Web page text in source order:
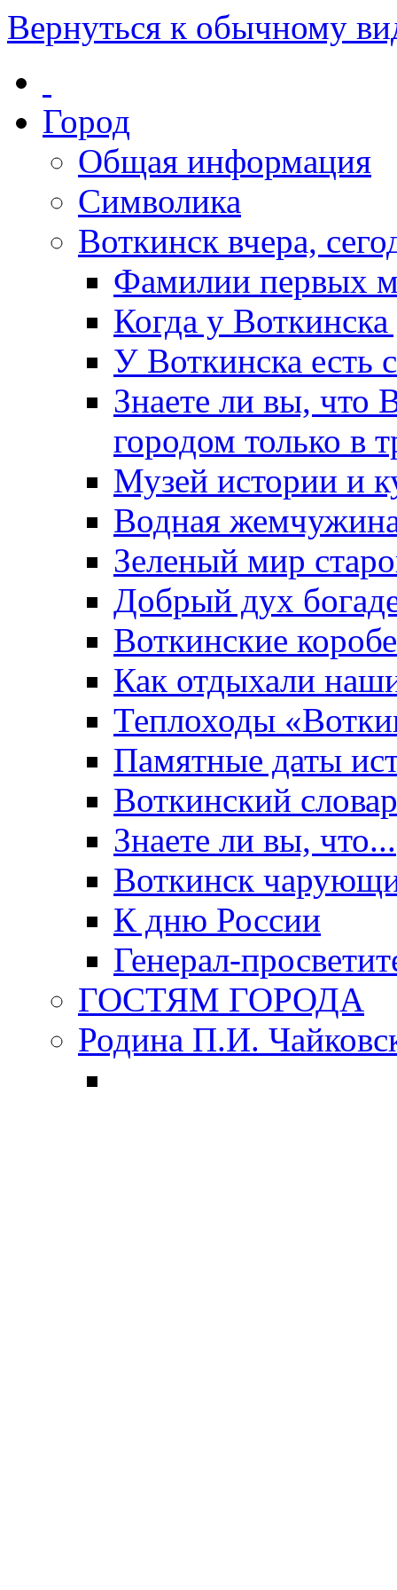
Вернуться к обычному
Город
Общая информация
Символика
Воткинск вчера,
Фамилии первых
Когда у
У Воткинска есть
Знаете ли вы, что
городом только в
Музей истории и
Водная
Зеленый мир
Добрый дух
Воткинские
Как отдыхали
Теплоходы
Памятные даты
Воткинский
Знаете ли вы, что...
Воткинск
К дню России
Генерал-
ГОСТЯМ ГОРОДА
Родина П.И.